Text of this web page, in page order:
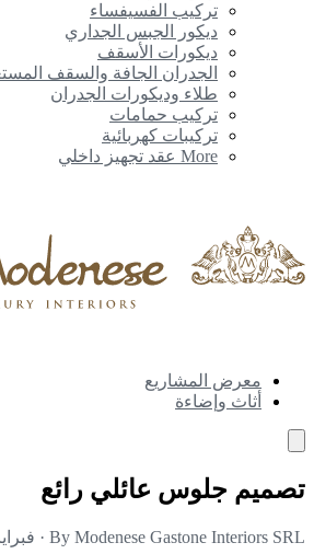
تركيب الفسيفساء
ديكور الجبس الجداري
ديكورات الأسقف
الجدران الجافة والسقف المستعار
طلاء وديكورات الجدران
تركيب حمامات
تركيبات كهربائية
More عقد تجهيز داخلي
معرض المشاريع
أثاث وإضاءة
جلوس عائلي رائع
By Modenese Gastone Interiors
·فبراير 7, 2026